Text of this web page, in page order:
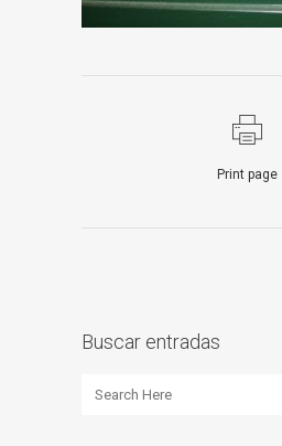
Print page
Buscar entradas